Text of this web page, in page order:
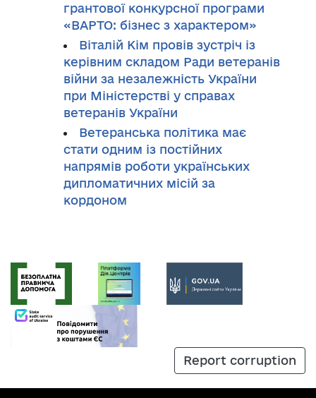
грантової конкурсної програми
«ВАРТО: бізнес з характером»
Віталій Кім провів зустріч із
керівним складом Ради ветеранів
війни за незалежність України
при Міністерстві у справах
ветеранів України
Ветеранська політика має
стати одним із постійних
напрямів роботи українських
дипломатичних місій за
кордоном
Report corruption